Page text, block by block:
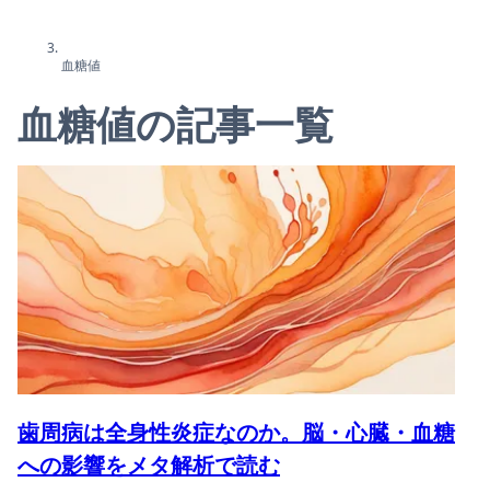
血糖値
血糖値の記事一覧
歯周病は全身性炎症なのか。脳・心臓・血糖
への影響をメタ解析で読む